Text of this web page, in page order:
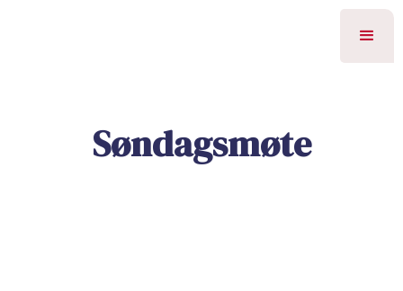
Søndagsmøte